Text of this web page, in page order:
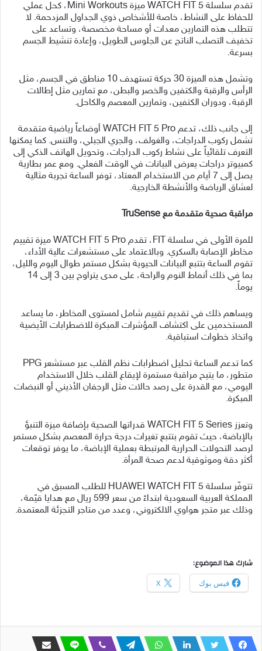
تقدم سلسلة WATCH FIT 5 ميزة Mini Workouts، كحل عملي
للحفاظ على النشاط، خاصة للأشخاص ذوي الجداول المزدحمة. لا
تتطلب هذه التمارين معدات أو مساحة مخصصة، وتساعد على
تخفيف التصلب الناتج عن الجلوس الطويل، وإعادة تنشيط الجسم
بسرعة.
وتشمل هذه الميزة 30 حركة تستهدف 10 مناطق في الجسم، مثل
الرأس والرقبة والكتفين والخصر والبطن، مع تمارين مثل إطالات
الرقبة، ودوران الكتفين، وتمارين المعصم والكاحل.
إلى جانب ذلك، تدعم WATCH FIT 5 Pro أوضاعاً رياضية متقدمة
تشمل ركوب الدراجات، والغولف، والجري الجبلي، والتنس. كما يمكنها
التعرف تلقائياً على نشاط ركوب الدراجات، وتحويل الهاتف الذكي إلى
كمبيوتر دراجات يعرض البيانات في الوقت الفعلي. ومع عمر بطارية
يصل إلى 7 أيام من الاستخدام المعتاد، توفر الساعة تجربة مثالية
لعشاق الرياضة والأنشطة الخارجية.
مراقبة صحية متقدمة مع TruSense
للمرة الأولى في سلسلة FIT، تقدم WATCH FIT 5 Pro ميزة تقييم
مخاطر الإصابة بالسكري. وبالاعتماد على مستشعرات عالية الأداء،
تقوم الساعة بتتبع البيانات الحيوية بشكل مستمر طوال اليوم والليل،
بما في ذلك أنماط النوم والراحة، على مدى يتراوح بين 3 إلى 14
يوماً.
ويساهم ذلك في تقديم تقييم شامل لمستوى المخاطر، ما يساعد
المستخدمين على اكتشاف المؤشرات المبكرة للاضطرابات الأيضية
واتخاذ خطوات استباقية.
كما تدعم الساعة تحليل اضطرابات نظم القلب عبر مستشعر PPG
متطور، ما يتيح مراقبة مستمرة لإيقاع القلب خلال الاستخدام
اليومي، مع القدرة على رصد حالات مثل الرجفان الأذيني أو النبضات
المبكرة.
وتعزز WATCH FIT 5 Series قدراتها الصحية بإضافة ميزة التنبؤ
بالإباضة، حيث تقوم بتتبع تغيرات درجة حرارة المعصم بشكل مستمر
لرصد التحولات الحرارية المرتبطة بعملية الإباضة، ما يوفر توقعات
أكثر دقة وموثوقية لدعم صحة المرأة.
تتوفّر سلسلة HUAWEI WATCH FIT 5 للطلب المسبق في
المملكة العربية السعودية ابتداءً من سعر 599 ريال مع هدايا قيّمة،
وذلك عبر متجر هواوي الالكتروني، وعدد من متاجر التجزئة المعتمدة.
شارك هذا الموضوع:
فيس بوك X